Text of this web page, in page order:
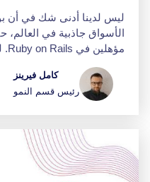
ليس لدينا أدنى شك في أن
الأسواق جاذبية في
مؤهلين في Ruby on Rails. لماذا؟ نحن...
كامل فيرينز
رئيس قسم النمو